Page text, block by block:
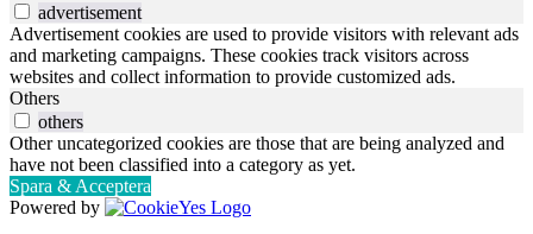
advertisement
Advertisement cookies are used to provide visitors with relevant ads
and marketing campaigns. These cookies track visitors across
websites and collect information to provide customized ads.
Others
others
Other uncategorized cookies are those that are being analyzed and
have not been classified into a category as yet.
Spara & Acceptera
Powered by